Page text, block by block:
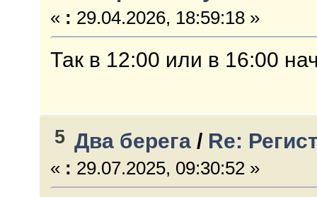
« : 29.04.2026, 18:59:18 »
Так в 12:00 или в 16:00
5 Два берега / Re:
« : 29.07.2025, 09:30:52 »